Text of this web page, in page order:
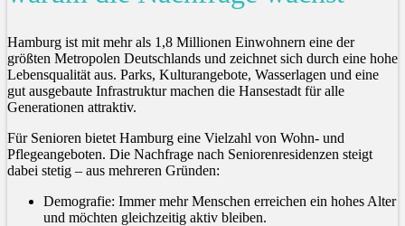
Hamburg ist mit mehr als 1,8 Millionen Einwohnern eine der
größten Metropolen Deutschlands und zeichnet sich durch eine hohe
Lebensqualität aus. Parks, Kulturangebote, Wasserlagen und eine
gut ausgebaute Infrastruktur machen die Hansestadt für alle
Generationen attraktiv.
Für Senioren bietet Hamburg eine Vielzahl von Wohn- und
Pflegeangeboten. Die Nachfrage nach Seniorenresidenzen steigt
dabei stetig – aus mehreren Gründen:
Demografie: Immer mehr Menschen erreichen ein hohes Alter
und möchten gleichzeitig aktiv bleiben.